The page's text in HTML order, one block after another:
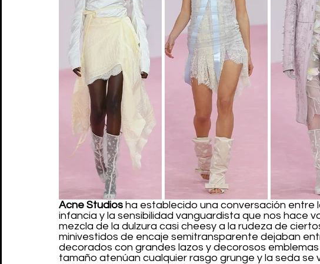
Acne Studios ha establecido una conversación entre
infancia y la sensibilidad vanguardista que nos hace
mezcla de la dulzura casi cheesy a la rudeza de
minivestidos de encaje semitransparente dejaban
decorados con grandes lazos y decorosos
tamaño atenúan cualquier rasgo grunge y la seda se